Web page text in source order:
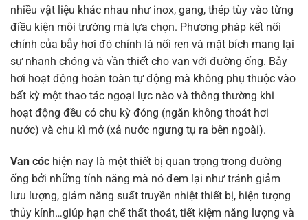
nhiều vật liệu khác nhau như inox, gang, thép tùy vào từng
điều kiện môi trường mà lựa chọn. Phương pháp kết nối
chính của bẫy hơi đó chính là nối ren và mặt bích mang lại
sự nhanh chóng và vần thiết cho van với đường ống. Bẫy
hơi hoạt động hoàn toàn tự động mà không phụ thuộc vào
bất kỳ một thao tác ngoại lực nào và thông thường khi
hoạt động đều có chu kỳ đóng (ngăn không thoát hơi
nước) và chu kì mở (xả nước ngưng tụ ra bên ngoài).
Van cóc hiện nay là một thiết bị quan trọng trong đường
ống bởi những tính năng mà nó đem lại như tránh giảm
lưu lượng, giảm năng suất truyền nhiệt thiết bị, hiện tượng
thủy kính…giúp hạn chế thất thoát, tiết kiệm năng lượng và